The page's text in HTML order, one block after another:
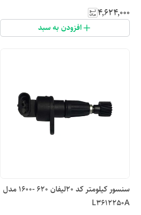
۴٬۶۲۴٬۰۰۰
افزودن به سبد
سنسور کیلومتر کد ۲۰لیفان 620 -1600 مدل
L3612250A